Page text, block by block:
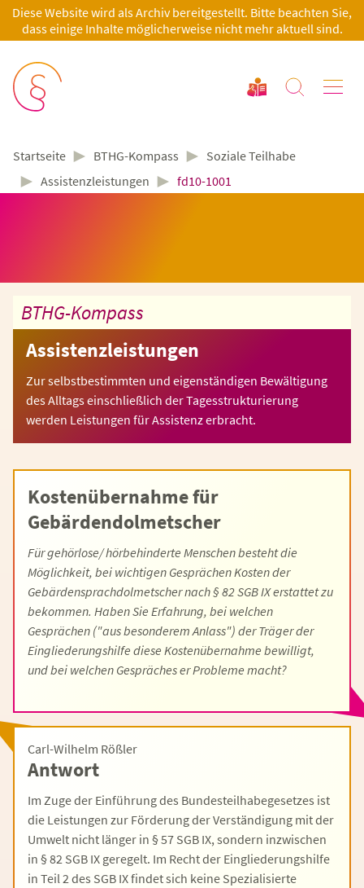
Diese Website wird als Archiv bereitgestellt. Bitte beachten Sie,
dass einige Inhalte möglicherweise nicht mehr aktuell sind.
Startseite ► BTHG-Kompass ► Soziale Teilhabe
► Assistenzleistungen ► fd10-1001
BTHG-Kompass
Assistenzleistungen
Zur selbstbestimmten und eigenständigen Bewältigung
des Alltags einschließlich der Tagesstrukturierung
werden Leistungen für Assistenz erbracht.
Kostenübernahme für
Gebärdendolmetscher
Für gehörlose/ hörbehinderte Menschen besteht die
Möglichkeit, bei wichtigen Gesprächen Kosten der
Gebärdensprachdolmetscher nach § 82 SGB IX erstattet zu
bekommen. Haben Sie Erfahrung, bei welchen
Gesprächen ("aus besonderem Anlass") der Träger der
Eingliederungshilfe diese Kostenübernahme bewilligt,
und bei welchen Gespräches er Probleme macht?
Carl-Wilhelm Rößler
Antwort
Im Zuge der Einführung des Bundesteilhabegesetzes ist
die Leistungen zur Förderung der Verständigung mit der
Umwelt nicht länger in § 57 SGB IX, sondern inzwischen
in § 82 SGB IX geregelt. Im Recht der Eingliederungshilfe
in Teil 2 des SGB IX findet sich keine Spezialisierte